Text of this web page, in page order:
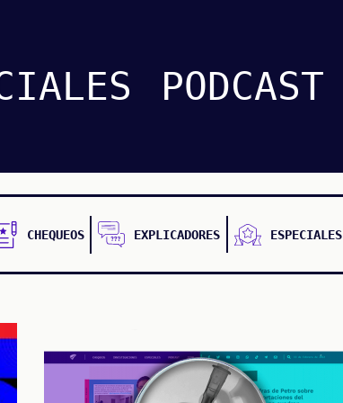
PODCAST
CHEQUEOS EXPLICADORES ESPECIALES